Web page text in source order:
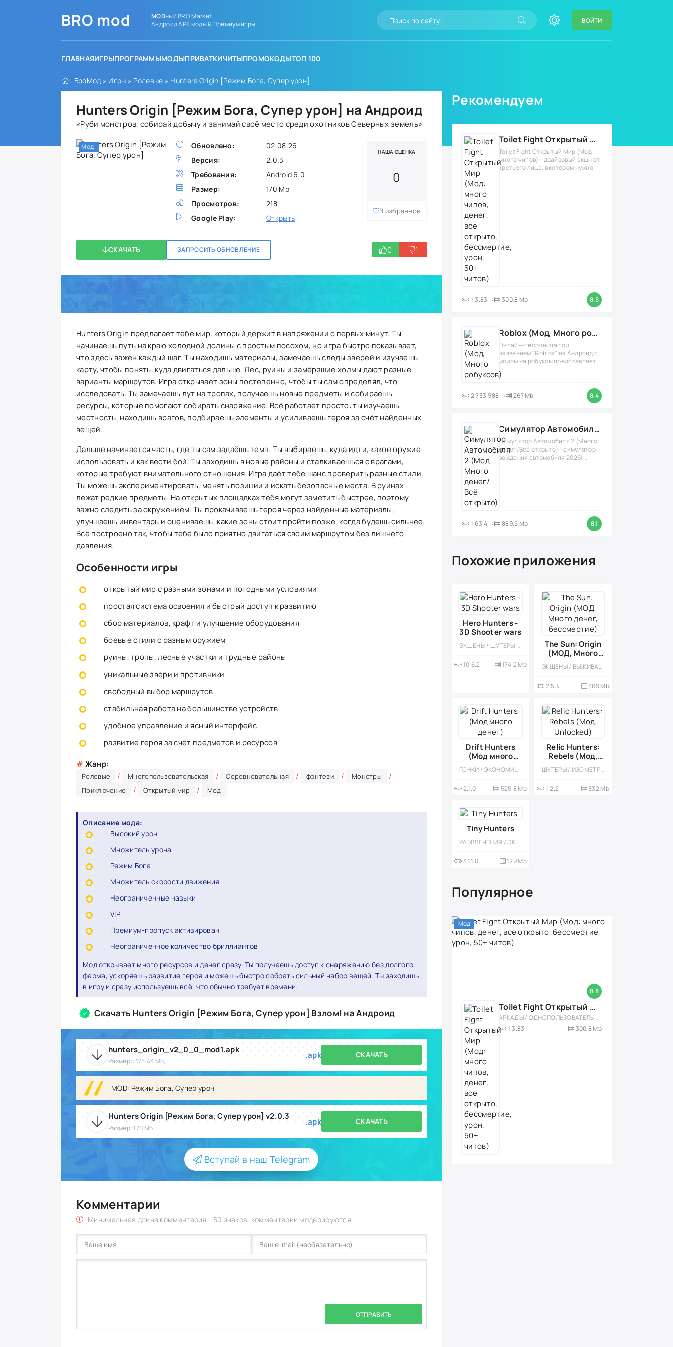
BRO mod MODный BRO Market.
Андроид APK моды & Премиум игры.
ВОЙТИ
ГЛАВНАЯИГРЫПРОГРАММЫМОДЫПРИВАТКИЧИТЫПРОМОКОДЫТОП 100
БроМод » Игры » Ролевые » Hunters Origin [Режим Бога, Супер урон]
Hunters Origin [Режим Бога, Супер урон] на Андроид
«Руби монстров, собирай добычу и занимай своё место среди охотников Северных земель»
Обновлено:
02.08.26
Версия:
2.0.3
Требования:
Android 6.0
Размер:
170 Mb
Просмотров:
218
Google Play:
Открыть
НАША ОЦЕНКА
0
В избранное
СКАЧАТЬ ЗАПРОСИТЬ ОБНОВЛЕНИЕ 0 1
Мод:
Hunters Origin предлагает тебе мир, который держит в напряжении с первых минут. Ты
начинаешь путь на краю холодной долины с простым посохом, но игра быстро показывает,
что здесь важен каждый шаг. Ты находишь материалы, замечаешь следы зверей и изучаешь
карту, чтобы понять, куда двигаться дальше. Лес, руины и замёрзшие холмы дают разные
варианты маршрутов. Игра открывает зоны постепенно, чтобы ты сам определял, что
исследовать. Ты замечаешь лут на тропах, получаешь новые предметы и собираешь
ресурсы, которые помогают собирать снаряжение. Всё работает просто: ты изучаешь
местность, находишь врагов, подбираешь элементы и усиливаешь героя за счёт найденных
вещей.
Дальше начинается часть, где ты сам задаёшь темп. Ты выбираешь, куда идти, какое оружие
использовать и как вести бой. Ты заходишь в новые районы и сталкиваешься с врагами,
которые требуют внимательного отношения. Игра даёт тебе шанс проверить разные стили.
Ты можешь экспериментировать, менять позиции и искать безопасные места. В руинах
лежат редкие предметы. На открытых площадках тебя могут заметить быстрее, поэтому
важно следить за окружением. Ты прокачиваешь героя через найденные материалы,
улучшаешь инвентарь и оцениваешь, какие зоны стоит пройти позже, когда будешь сильнее.
Всё построено так, чтобы тебе было приятно двигаться своим маршрутом без лишнего
давления.
Особенности игры
открытый мир с разными зонами и погодными условиями
простая система освоения и быстрый доступ к развитию
сбор материалов, крафт и улучшение оборудования
боевые стили с разным оружием
руины, тропы, лесные участки и трудные районы
уникальные звери и противники
свободный выбор маршрутов
стабильная работа на большинстве устройств
удобное управление и ясный интерфейс
развитие героя за счёт предметов и ресурсов
# Жанр:
Ролевые / Многопользовательская / Соревновательная / фэнтези / Монстры /
Приключение / Открытый мир / Мод
Описание мода:
Высокий урон
Множитель урона
Режим Бога
Множитель скорости движения
Неограниченные навыки
VIP
Премиум-пропуск активирован
Неограниченное количество бриллиантов
Мод открывает много ресурсов и денег сразу. Ты получаешь доступ к снаряжению без долгого
фарма, ускоряешь развитие героя и можешь быстро собрать сильный набор вещей. Ты заходишь
в игру и сразу используешь всё, что обычно требует времени.
Скачать Hunters Origin [Режим Бога, Супер урон] Взлом! на Андроид
hunters_origin_v2_0_0_mod1.apk
Размер:: 175.43 Mb,
.apk СКАЧАТЬ
MOD: Режим Бога, Супер урон
Hunters Origin [Режим Бога, Супер урон] v2.0.3
Размер: 170 Mb
.apk СКАЧАТЬ
Вступай в наш Telegram
Комментарии
Минимальная длина комментария - 50 знаков. комментарии модерируются
ОТПРАВИТЬ
Рекомендуем
Toilet Fight Открытый Мир (Мод: много чипов, денег, все открыто, бессмертие, урон, 50+ читов)
Toilet Fight Открытый Мир (Мод
много чипов) - драйвовый экшн от
третьего лица, в котором нужно
1.3.83 300,8 Mb 8.8
Roblox (Мод, Много робуксов)
Онлайн-песочница под
названием "Roblox" на Андроид с
модом на робуксы представляет
собой
2.733.988 267 Mb 8.4
Симулятор Автомобиля 2 (Мод Много денег/Всё открыто)
Симулятор Автомобиля 2 (Много
денег/Всё открыто) - симулятор
вождения автомобиля 2026!
1.63.4 889.5 Mb 8.1
Похожие приложения
Hero Hunters -
3D Shooter wars
ЭКШЕНЫ / ШУТЕРЫ / КАЗУАЛЬНЫЕ / МНОГОПОЛЬЗОВАТЕЛЬСКАЯ / СОРЕВНОВАТЕЛЬНАЯ / ОДНОПОЛЬЗОВАТЕЛЬСКИЕ / СТИЛИЗАЦИЯ / ОФЛАЙН / 3D / МОД / ВСТРОЕННЫЙ КЕШ / НАУЧНАЯ ФАНТАСТИКА
10.6.2 174.2 Mb
The Sun: Origin
(МОД, Много
денег,
бессмертие)ЭКШЕНЫ / ВЫЖИВАНИЕ / ОДНОПОЛЬЗОВАТЕЛЬСКИЕ / 3D / СЮЖЕТНЫЕ ИГРЫ / ОФЛАЙН / ТАКТИЧЕСКИЕ / РОЛЕВЫЕ / МОД / КРАФТИНГ / АПОКАЛИПСИС / ГРАФИКА / ИССЛЕДОВАНИЯ
2.5.4 869 Mb
Drift Hunters
(Мод много
денег)
ГОНКИ / ЭКОНОМИЧЕСКАЯ СТРАТЕГИЯ / 3D / КАЗУАЛЬНЫЕ / ОДНОПОЛЬЗОВАТЕЛЬСКИЕ / ДРИФТ / СТИЛИЗАЦИЯ / ОФЛАЙН / МОД
2.1.0 525.8 Mb
Relic Hunters:
Rebels (Мод,
Unlocked)
ШУТЕРЫ / ИЗОМЕТРИЯ / ОДНОПОЛЬЗОВАТЕЛЬСКИЕ / ОФЛАЙН / СТИЛИЗАЦИЯ / ПО МУЛЬТФИЛЬМАМ / ЭКШЕНЫ / МОД
1.2.2 332 Mb
Tiny Hunters
РАЗВЛЕЧЕНИЯ / ЭКШЕНЫ / ПЛАТНАЯ / КАЗУАЛЬНЫЕ / ОДНОПОЛЬЗОВАТЕЛЬСКИЕ / СТИЛИЗАЦИЯ / ДЛЯ ДЕТЕЙ / ВИД СБОКУ / МОД / МАЛЕНЬКАЯ
3.11.0 129 Mb
Популярное
8.8
Мод
Toilet Fight Открытый Мир (Мод: много чипов, денег, все открыто, бессмертие, урон, 50+ читов)
АРКАДЫ / ОДНОПОЛЬЗОВАТЕЛЬСКИЕ / ОФЛАЙН / МОД / РОЛЕВЫЕ / ШУТЕРЫ / ОТКРЫТЫЙ МИР / ВСТРОЕННЫЙ КЕШ / 3D / ЭКШЕНЫ / ТУАЛЕТНЫЕ ВОЙНЫ / ДЛЯ ДЕТЕЙ
1.3.83
300,8 Mb